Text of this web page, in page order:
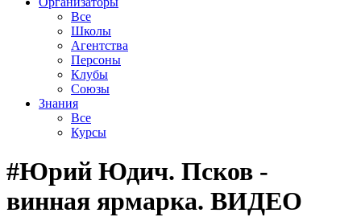
Все
Школы
Агентства
Персоны
Клубы
Союзы
Знания
Все
Курсы
#Юрий Юдич. Псков -
винная ярмарка. ВИДЕО